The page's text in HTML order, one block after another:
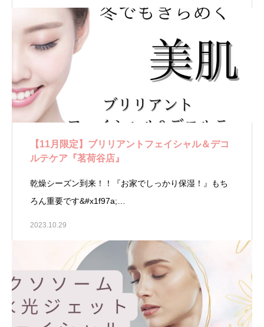
【11月限定】ブリリアントフェイシャル＆デコ
ルテケア『茗荷谷店』
乾燥シーズン到来！！『お家でしっかり保湿！』もち
ろん重要です&#x1f97a;…
2023.10.29